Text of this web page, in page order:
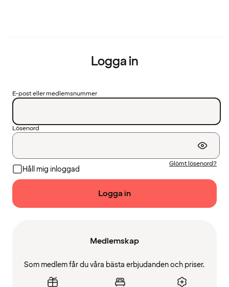
Logga in
E-post eller medlemsnummer
Lösenord
Håll mig inloggad
Glömt lösenord?
Logga in
Medlemskap
Som medlem får du våra bästa erbjudanden och priser.